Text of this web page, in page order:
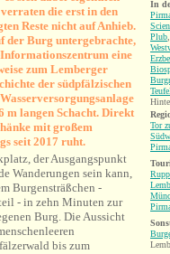
die erst in den
Reste nicht auf Anhieb.
der Burg untergebrachte,
eine
zum Lemberger
der südpfälzischen
m langen Schacht. Direkt
mit großem
seit 2017 ruht.
der Ausgangspunkt
Wanderungen sein kann,
Burgensträßchen -
- in zehn Minuten zur
Burg. Die Aussicht
bis zum
In
Plub
Tor